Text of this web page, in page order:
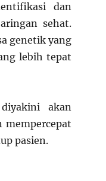
dan
sehat.
genetik yang
lebih tepat
akan
mempercepat
pasien.